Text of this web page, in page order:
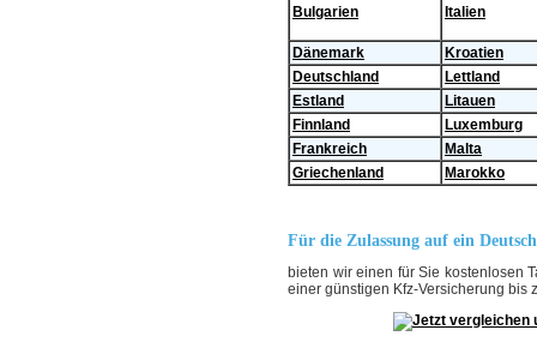
Bulgarien Italien
Dänemark
Kroatien
Deutschland
Lettland
Estland
Litauen
Finnland
Luxemburg
Frankreich
Malta
Griechenland
Marokko
Für die Zulassung auf ein
bieten wir einen für Sie kostenlosen
einer günstigen Kfz-Versicherung bis